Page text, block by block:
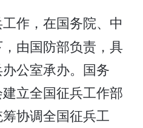
作，在国务院、中
由国防部负责，具
公室承办。国务
立全国征兵工作部
协调全国征兵工